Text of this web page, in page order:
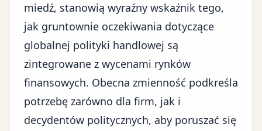
miedź, stanowią wyraźny wskaźnik tego,
jak gruntownie oczekiwania dotyczące
globalnej polityki handlowej są
zintegrowane z wycenami rynków
finansowych. Obecna zmienność podkreśla
potrzebę zarówno dla firm, jak i
decydentów politycznych, aby poruszać się